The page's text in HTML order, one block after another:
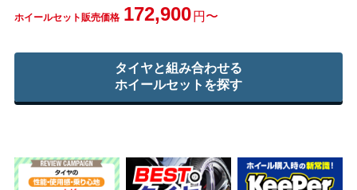
ホイールセット販売価格 172,900 円〜
タイヤと組み合わせる
ホイールセットを探す